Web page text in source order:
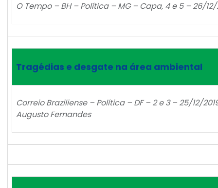
O Tempo – BH – Política – MG – Capa, 4 e 5 – 26/
Tragédias e desgate na área ambiental
Correio Braziliense – Política – DF – 2 e 3 – 25/12/
Augusto Fernandes